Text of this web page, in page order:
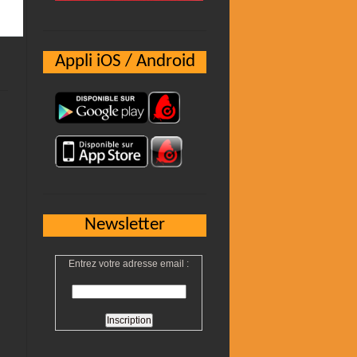
Appli iOS / Android
Newsletter
Entrez votre adresse email :